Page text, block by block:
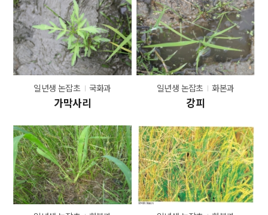
일년생 논잡초 국화과
가막사리
일년생 논잡초 화본과
강피